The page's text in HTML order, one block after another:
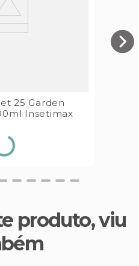
25 Garden
Insetimax
produto, viu